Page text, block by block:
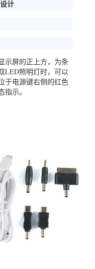
计
示屏的正上方，为条
LED照明灯时，可以
于电源键右侧的红色
示。